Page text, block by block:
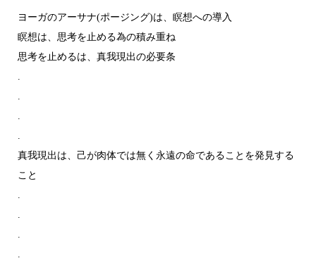
ヨーガのアーサナ(ポージング)は、瞑想への導入
瞑想は、思考を止める為の積み重ね
思考を止めるは、真我現出の必要条
.
.
.
.
真我現出は、己が肉体では無く永遠の命であることを発見する
こと
.
.
.
.